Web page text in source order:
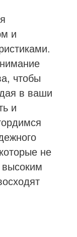
и
чтобы
в ваши
и
не
высоким